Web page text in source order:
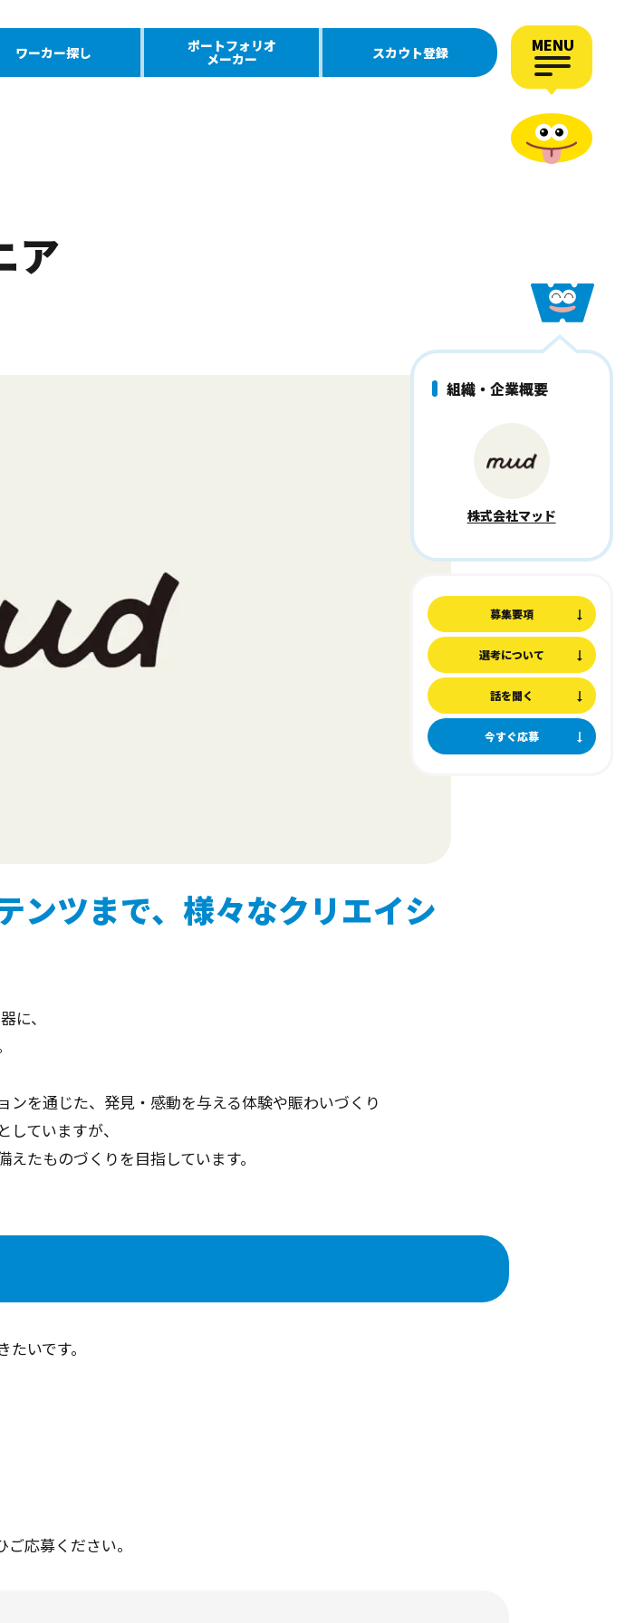
ワーカー探し ポートフォリオ
メーカー スカウト登録 MENU
組織・企業概要
株式会社マッド
募集要項
選考について
話を聞く
今すぐ応募
ア
ンツまで、様々なクリエイシ
に、
を通じた、発見・感動を与える体験や賑わいづくり
ていますが、
たものづくりを目指しています。
いです。
応募ください。